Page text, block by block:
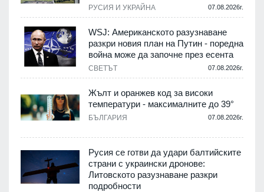
РУСИЯ И УКРАЙНА 07.08.2026г.
WSJ: Американското разузнаване
разкри новия план на Путин - поредна
война може да започне през есента
СВЕТЪТ 07.08.2026г.
Жълт и оранжев код за високи
температури - максималните до 39°
БЪЛГАРИЯ 07.08.2026г.
Русия се готви да удари балтийските
страни с украински дронове:
Литовското разузнаване разкри
подробности